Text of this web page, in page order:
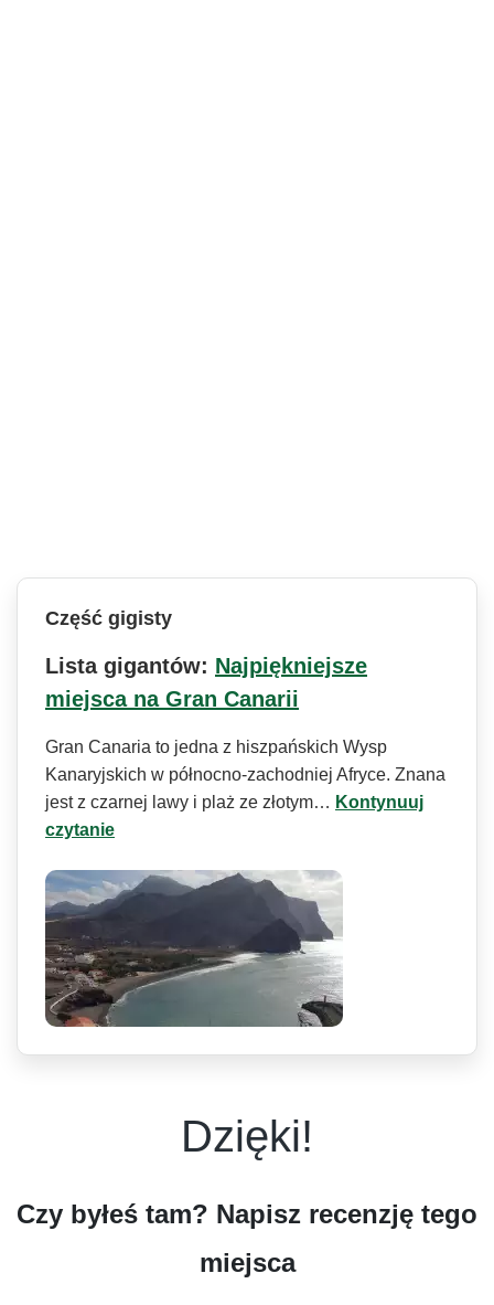
Część gigisty
Lista gigantów: Najpiękniejsze
miejsca na Gran Canarii
Gran Canaria to jedna z hiszpańskich Wysp
Kanaryjskich w północno-zachodniej Afryce. Znana
jest z czarnej lawy i plaż ze złotym… Kontynuuj
czytanie
Dzięki!
Czy byłeś tam? Napisz recenzję tego
miejsca